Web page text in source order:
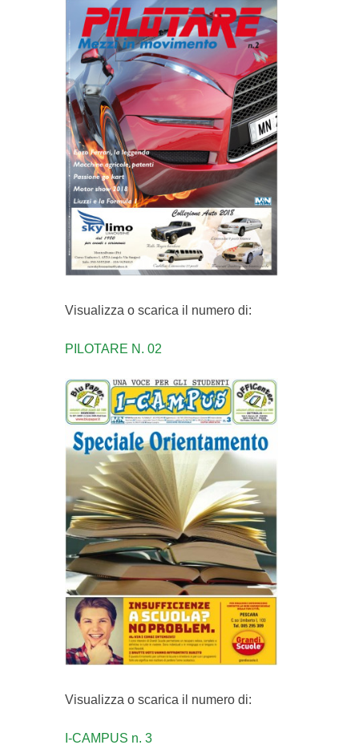
Visualizza o scarica il numero di:
PILOTARE N. 02
Visualizza o scarica il numero di:
I-CAMPUS n. 3